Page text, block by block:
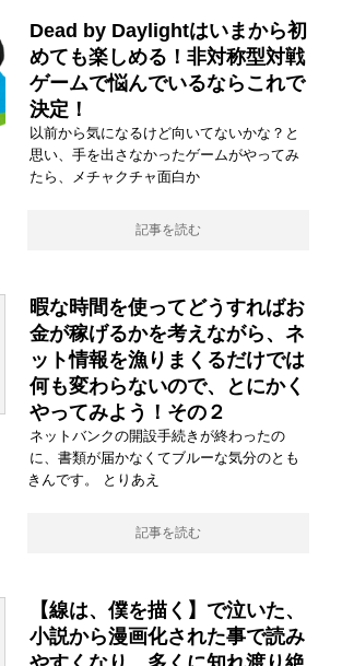
Dead by Daylightはいまから初
めても楽しめる！非対称型対戦
ゲームで悩んでいるならこれで
決定！
以前から気になるけど向いてないかな？と
思い、手を出さなかったゲームがやってみ
たら、メチャクチャ面白か
記事を読む
暇な時間を使ってどうすればお
金が稼げるかを考えながら、ネ
ット情報を漁りまくるだけでは
何も変わらないので、とにかく
やってみよう！その２
ネットバンクの開設手続きが終わったの
に、書類が届かなくてブルーな気分のとも
きんです。 とりあえ
記事を読む
【線は、僕を描く】で泣いた、
小説から漫画化された事で読み